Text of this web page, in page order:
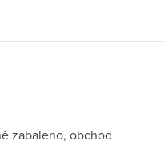
zabaleno, obchod